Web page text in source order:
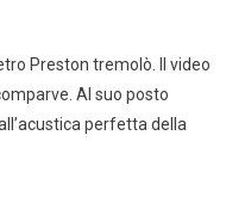
Preston tremolò. Il video
Al suo posto
perfetta della